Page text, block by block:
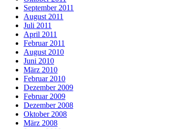
September 2011
August 2011
Juli 2011
April 2011
Februar 2011
August 2010
Juni 2010
März 2010
Februar 2010
Dezember 2009
Februar 2009
Dezember 2008
Oktober 2008
März 2008